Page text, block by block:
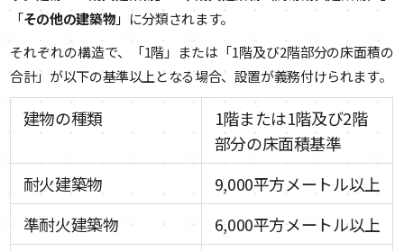
「その他の建築物」に分類されます。
それぞれの構造で、「1階」または「1階及び2階部分の床面積の
合計」が以下の基準以上となる場合、設置が義務付けられます。
建物の種類
1階または1階及び2階
部分の床面積基準
耐火建築物
9,000平方メートル以上
準耐火建築物
6,000平方メートル以上